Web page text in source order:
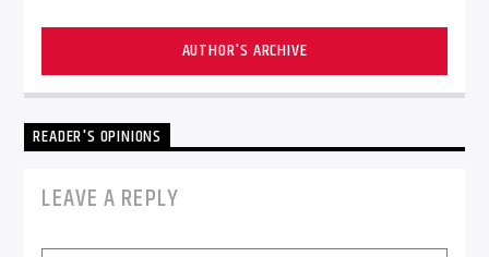
AUTHOR'S ARCHIVE
READER'S OPINIONS
LEAVE A REPLY